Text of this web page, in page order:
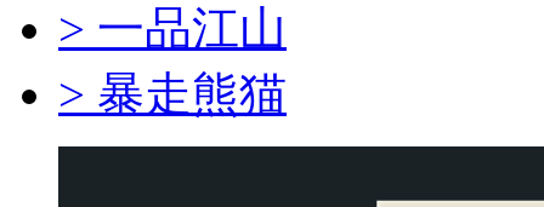
> 一品江山
> 暴走熊猫